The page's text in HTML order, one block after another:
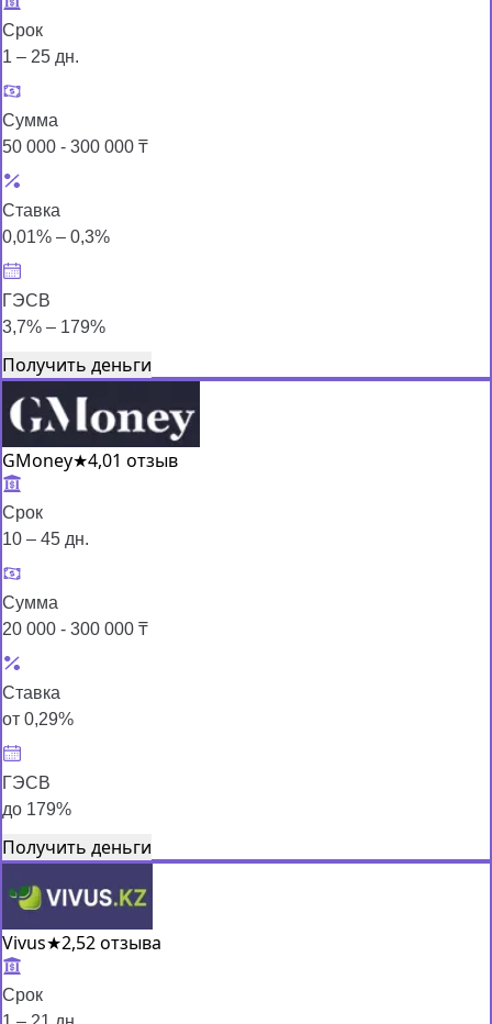
Срок
1 – 25 дн.
Сумма
50 000 - 300 000 ₸
Ставка
0,01% – 0,3%
ГЭСВ
3,7% – 179%
Получить деньги
GMoney★4,01 отзыв
Срок
10 – 45 дн.
Сумма
20 000 - 300 000 ₸
Ставка
от 0,29%
ГЭСВ
до 179%
Получить деньги
Vivus★2,52 отзыва
Срок